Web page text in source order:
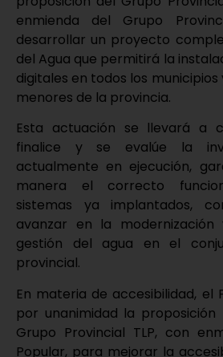
enmienda del Grupo
desarrollar un proyecto
del Agua que permitirá la
digitales en todos los
menores de la provincia.
Esta actuación se llevará a
finalice y se evalúe la
actualmente en ejecución,
manera el correcto
sistemas ya implantados,
avanzar en la
gestión del agua en el
provincial.
En materia de accesibilidad, el
por unanimidad la
Grupo Provincial TLP, con
Popular, para mejorar la